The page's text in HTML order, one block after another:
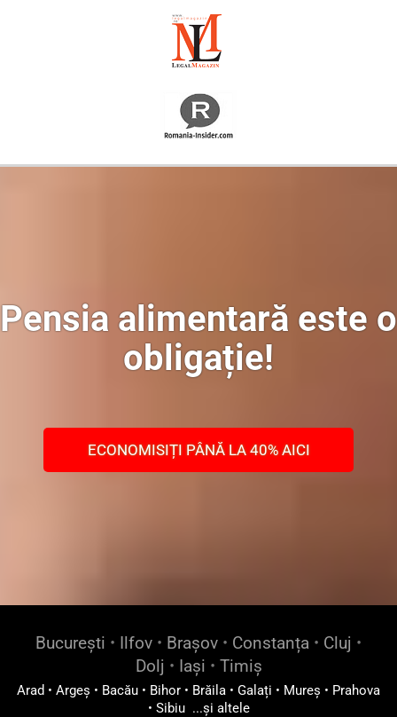
Pensia alimentară este o
obligație!
ECONOMISIȚI PÂNĂ LA 40% AICI
București • Ilfov • Brașov • Constanța • Cluj •
Dolj • Iași • Timiș
Arad • Argeș • Bacău • Bihor • Brăila • Galați • Mureș • Prahova
• Sibiu ...și altele